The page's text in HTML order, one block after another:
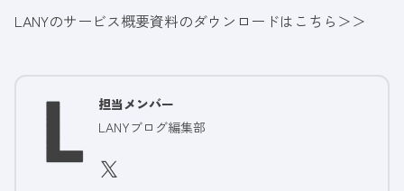
LANYのサービス概要資料のダウンロードはこちら＞＞
担当メンバー
LANYブログ編集部